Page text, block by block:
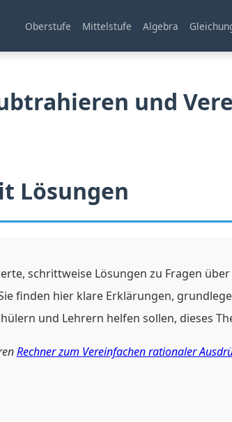
Oberstufe Mittelstufe Algebra
und
Lösungen
schrittweise Lösungen zu Fragen
finden hier klare Erklärungen,
und Lehrern helfen sollen, dieses
Rechner zum Vereinfachen rationaler